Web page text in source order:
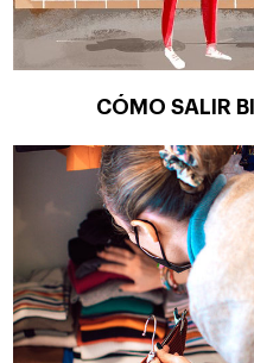
CÓMO SALIR